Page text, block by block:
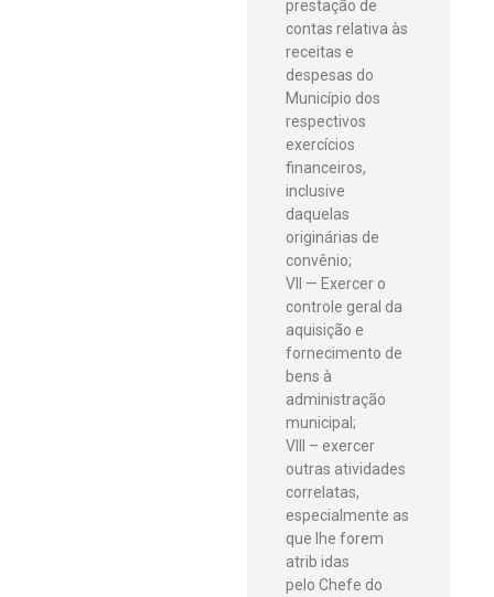
prestação de
contas relativa às
receitas e
despesas do
Município dos
respectivos
exercícios
financeiros,
inclusive
daquelas
originárias de
convênio;
VII — Exercer o
controle geral da
aquisição e
fornecimento de
bens à
administração
municipal;
VIII – exercer
outras atividades
correlatas,
especialmente as
que lhe forem
atrib idas
pelo Chefe do